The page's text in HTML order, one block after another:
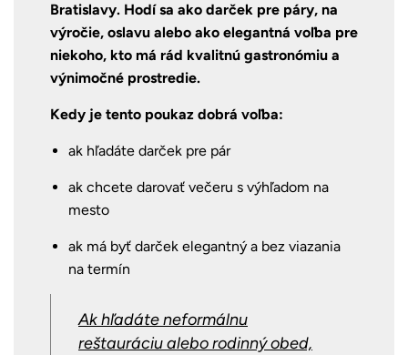
Bratislavy. Hodí sa ako darček pre páry, na
výročie, oslavu alebo ako elegantná voľba pre
niekoho, kto má rád kvalitnú gastronómiu a
výnimočné prostredie.
Kedy je tento poukaz dobrá voľba:
ak hľadáte darček pre pár
ak chcete darovať večeru s výhľadom na
mesto
ak má byť darček elegantný a bez viazania
na termín
Ak hľadáte neformálnu
reštauráciu alebo rodinný obed,